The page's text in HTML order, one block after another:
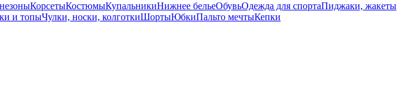
КорсетыКостюмыКупальникиНижнее бельеОбувьОдежда для спортаПиджаки, жакеты
и топыЧулки, носки, колготкиШортыЮбкиПальто мечтыКепки